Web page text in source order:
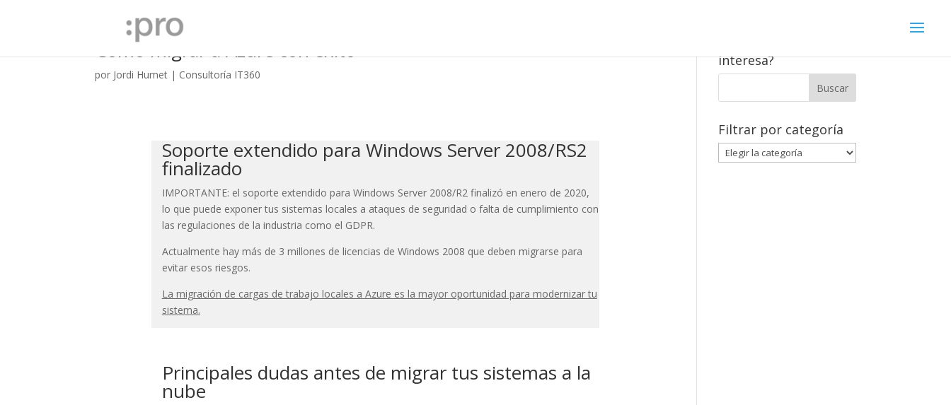
Cómo migrar a Azure con éxito
por Jordi Humet | Consultoría IT360
Soporte extendido para Windows Server 2008/RS2
finalizado
IMPORTANTE: el soporte extendido para Windows Server 2008/R2 finalizó en enero de 2020,
lo que puede exponer tus sistemas locales a ataques de seguridad o falta de cumplimiento con
las regulaciones de la industria como el GDPR.
Actualmente hay más de 3 millones de licencias de Windows 2008 que deben migrarse para
evitar esos riesgos.
La migración de cargas de trabajo locales a Azure es la mayor oportunidad para modernizar tu
sistema.
Principales dudas antes de migrar tus sistemas a la
nube
interesa?
Filtrar por categoría
Filtrar
por